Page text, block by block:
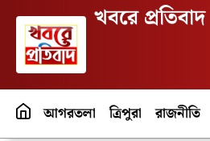
খবরে প্রতিবাদ
আগরতলা ত্রিপুরা রাজনীতি